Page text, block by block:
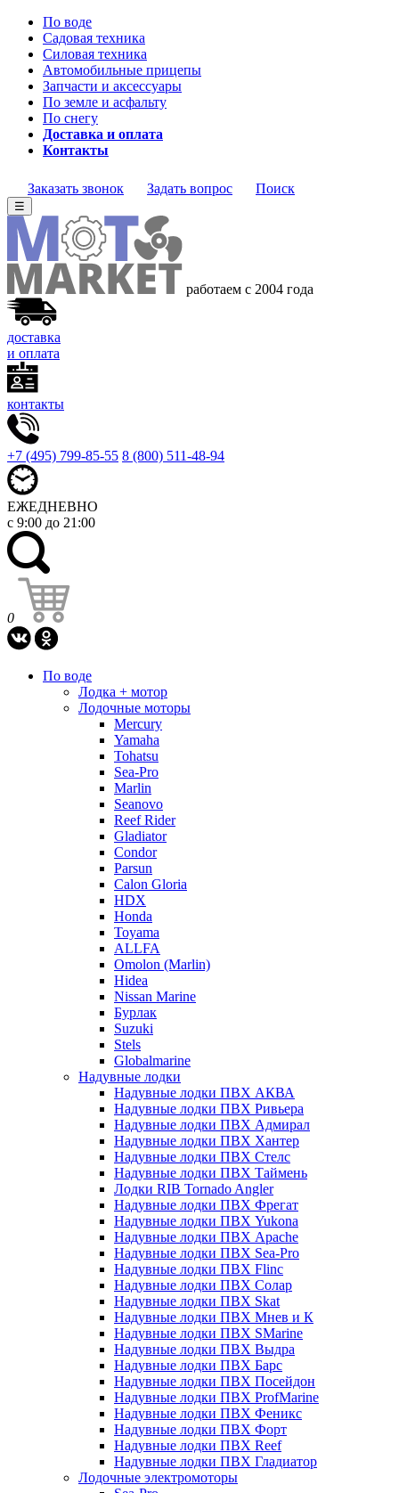
По воде
Садовая техника
Силовая техника
Автомобильные прицепы
Запчасти и аксессуары
По земле и асфальту
По снегу
Доставка и оплата
Контакты
Заказать звонок Задать вопрос Поиск
☰
работаем с 2004 года
доставка
и оплата
контакты
+7 (495) 799-85-55 8 (800) 511-48-94
ЕЖЕДНЕВНО
с 9:00 до 21:00
0
По воде
Лодка + мотор
Лодочные моторы
Mercury
Yamaha
Tohatsu
Sea-Pro
Marlin
Seanovo
Reef Rider
Gladiator
Condor
Parsun
Calon Gloria
HDX
Honda
Toyama
ALLFA
Omolon (Marlin)
Hidea
Nissan Marine
Бурлак
Suzuki
Stels
Globalmarine
Надувные лодки
Надувные лодки ПВХ АКВА
Надувные лодки ПВХ Ривьера
Надувные лодки ПВХ Адмирал
Надувные лодки ПВХ Хантер
Надувные лодки ПВХ Стелс
Надувные лодки ПВХ Таймень
Лодки RIB Tornado Angler
Надувные лодки ПВХ Фрегат
Надувные лодки ПВХ Yukona
Надувные лодки ПВХ Apache
Надувные лодки ПВХ Sea-Pro
Надувные лодки ПВХ Flinc
Надувные лодки ПВХ Солар
Надувные лодки ПВХ Skat
Надувные лодки ПВХ Мнев и К
Надувные лодки ПВХ SMarine
Надувные лодки ПВХ Выдра
Надувные лодки ПВХ Барс
Надувные лодки ПВХ Посейдон
Надувные лодки ПВХ ProfMarine
Надувные лодки ПВХ Феникс
Надувные лодки ПВХ Форт
Надувные лодки ПВХ Reef
Надувные лодки ПВХ Гладиатор
Лодочные электромоторы